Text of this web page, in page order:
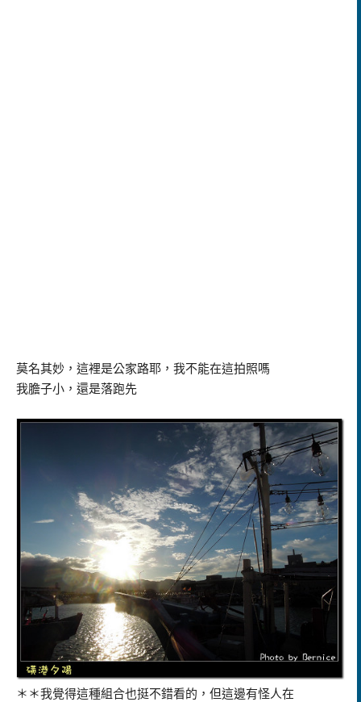
莫名其妙，這裡是公家路耶，我不能在這拍照嗎
我膽子小，還是落跑先
＊＊我覺得這種組合也挺不錯看的，但這邊有怪人在